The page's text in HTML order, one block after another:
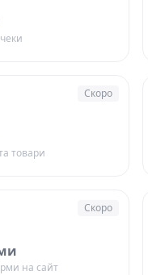
товари
Скоро
на сайт
Скоро